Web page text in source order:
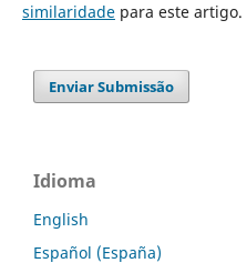
similaridadepara este artigo.
Enviar Submissão
Idioma
English
Español (España)